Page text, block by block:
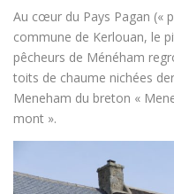
Au cœur du Pays Pagan («
commune de Kerlouan, le
pêcheurs de Ménéham
toits de chaume nichées
Meneham du breton «
mont ».